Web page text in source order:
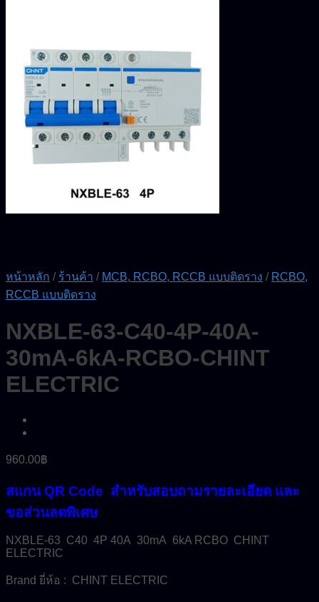
หน้าหลัก / ร้านค้า / MCB, RCBO, RCCB แบบติดราง / RCBO,
RCCB แบบติดราง
NXBLE-63-C40-4P-40A-
30mA-6kA-RCBO-CHINT
ELECTRIC
960.00฿
สแกน QR Code สำหรับสอบถามรายละเอียด และ
ขอส่วนลดพิเศษ
NXBLE-63 C40 4P 40A 30mA 6kA RCBO CHINT
ELECTRIC
Brand ยี่ห้อ : CHINT ELECTRIC